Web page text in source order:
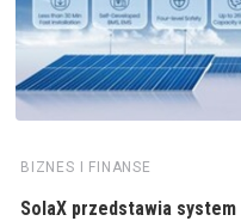
BIZNES I FINANSE
SolaX przedstawia system